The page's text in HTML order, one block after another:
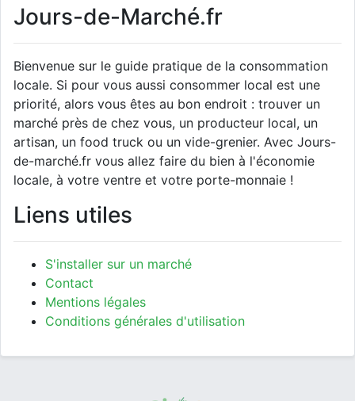
Jours-de-Marché.fr
Bienvenue sur le guide pratique de la consommation
locale. Si pour vous aussi consommer local est une
priorité, alors vous êtes au bon endroit : trouver un
marché près de chez vous, un producteur local, un
artisan, un food truck ou un vide-grenier. Avec Jours-
de-marché.fr vous allez faire du bien à l'économie
locale, à votre ventre et votre porte-monnaie !
Liens utiles
S'installer sur un marché
Contact
Mentions légales
Conditions générales d'utilisation